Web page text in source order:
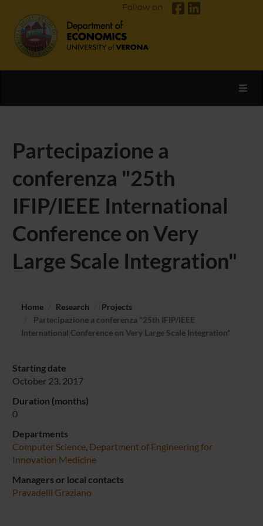
Follow on
Partecipazione a
conferenza "25th
IFIP/IEEE International
Conference on Very
Large Scale Integration"
Home Research
Projects
Partecipazione a conferenza "25th IFIP/IEEE
International Conference on Very Large Scale Integration"
Starting date
October 23, 2017
Duration (months)
0
Departments
Computer Science, Department of Engineering for
Innovation Medicine
Managers or local contacts
Pravadelli Graziano